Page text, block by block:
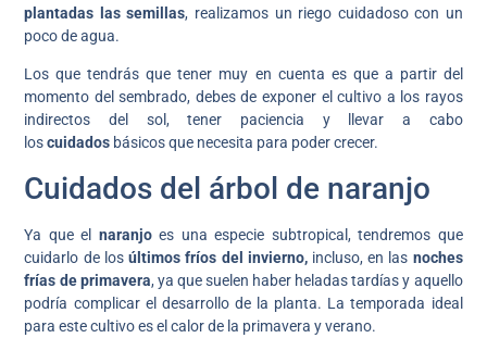
plantadas las semillas, realizamos un riego cuidadoso con un
poco de agua.
Los que tendrás que tener muy en cuenta es que a partir del
momento del sembrado, debes de exponer el cultivo a los rayos
indirectos del sol, tener paciencia y llevar a cabo
loscuidados básicos que necesita para poder crecer.
Cuidados del árbol de naranjo
Ya que el naranjoes una especie subtropical, tendremos que
cuidarlo de losúltimos fríos del invierno,incluso, en las noches
frías de primavera, ya que suelen haber heladas tardías y aquello
podría complicar el desarrollo de la planta. La temporada ideal
para este cultivo es el calor de la primavera y verano.